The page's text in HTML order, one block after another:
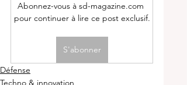
Abonnez-vous à sd-magazine.com
pour continuer à lire ce post exclusif.
S'abonner
Défense